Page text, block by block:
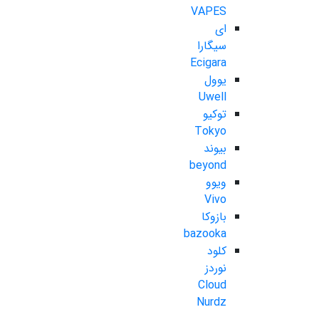
VAPES
ای
سیگارا
Ecigara
یوول
Uwell
توکیو
Tokyo
بیوند
beyond
ویوو
Vivo
بازوکا
bazooka
کلود
نوردز
Cloud
Nurdz